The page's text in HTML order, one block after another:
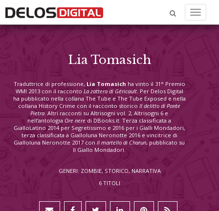
Menu
Lia Tomasich
Traduttrice di professione, Lia Tomasich ha vinto il 31° Premio
WMI 2013 con il racconto La zattera di Géricault. Per Delos Digital
ha pubblicato nella collana The Tube e The Tube Exposed e nella
collana History Crime con il racconto storico Il delitto di Ponte
Pietra. Altri racconti su Altrisogni vol. 2, Altrisogni 6 e
nell’antologia Ore nere di DBooks.it. Terza classificata a
GialloLatino 2014 per Segretissimo e 2016 per i Gialli Mondadori,
terza classificata a Gialloluna Neronotte 2016 e vincitrice di
Gialloluna Neronotte 2017 con Il martello di Charun, pubblicato su
Il Giallo Mondadori.
GENERI: ZOMBIE, STORICO, NARRATIVA
6 TITOLI